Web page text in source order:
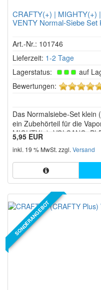
CRAFTY(+) | MIGHTY(+)
VENTY Normal-Siebe
Art.-Nr.: 101746
Lieferzeit: 1-2 Tage
Lagerstatus:
auf
Bewertungen:
Das Normalsiebe-Set
ein Zubehörteil für die
MIGHTY(+), VOLCANO,
5,95 EUR
inkl. 19 % MwSt. zzgl. Versand
SONDERANGEBOT